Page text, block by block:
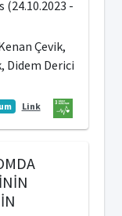
(24.10.2023 -
Çevik,
Didem Derici
Link